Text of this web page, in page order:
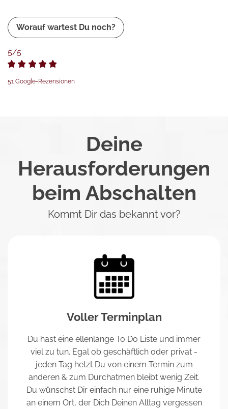
Worauf wartest Du noch?
5/5
51 Google-Rezensionen
Deine
Herausforderungen
beim Abschalten
Kommt Dir das bekannt vor?
Voller Terminplan
Du hast eine ellenlange To Do Liste und immer
viel zu tun. Egal ob geschäftlich oder privat -
jeden Tag hetzt Du von einem Termin zum
anderen & zum Durchatmen bleibt wenig Zeit.
Du wünschst Dir einfach nur eine ruhige Minute
an einem Ort, der Dich Deinen Alltag vergessen